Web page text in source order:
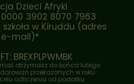
Dzieci Afryki
0000 3902 8070 7963
w Kiruddu (adres
e-mail)*
BREXPLPWMBK
otrzymasz do końca lutego
przekazanych w roku
odliczenia od podatku